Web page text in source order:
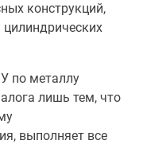
конструкций,
по металлу
лишь тем, что
выполняет все